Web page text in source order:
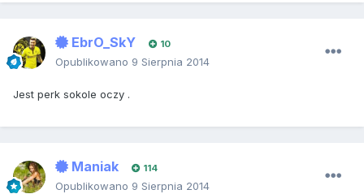
EbrO_SkY 10
Opublikowano 9 Sierpnia 2014
Jest perk sokole oczy .
Maniak 114
Opublikowano 9 Sierpnia 2014